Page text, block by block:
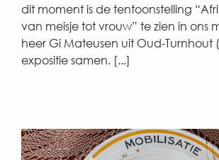
dit moment is de tentoonstelling
van meisje tot vrouw” te zien in ons
heer Gi Mateusen uit Oud-Turnhout
expositie samen. [...]